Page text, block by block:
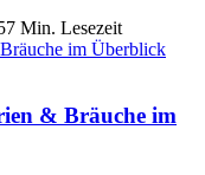
7 Min. Lesezeit
& Bräuche im